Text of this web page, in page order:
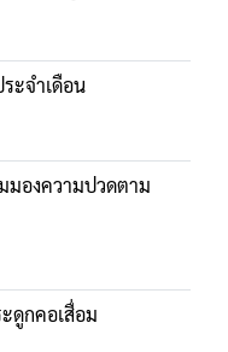
ะจำเดือน
มองความปวดตาม
ดูกคอเสื่อม